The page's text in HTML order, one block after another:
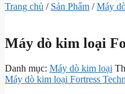
Trang chủ / Sản Phẩm /Máy
Máy dò kim loại
Danh mục: Máy dò kim loại
Máy dò kim loại Fortress